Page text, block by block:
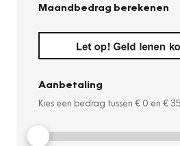
Maandbedrag berekenen
Aanbetaling
Kies een bedrag tussen € 0 en €